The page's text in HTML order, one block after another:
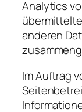
Analytics
anderen
Im Auftrag